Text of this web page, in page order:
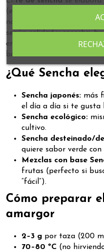
(estilo japonés), lo que
notas vegetales, dulzor
según calidad y cosecha.
en versiones puras como
base.
¿Qué Sencha
Sencha japonés: más
el día a día si te gusta
Sencha ecológico:
cultivo.
Sencha desteinado/
quiere sabor verde con
Mezclas con base
frutas (perfecto si
“fácil”).
Cómo preparar
amargor
2–3 g por taza (200
70–80 ºC (no